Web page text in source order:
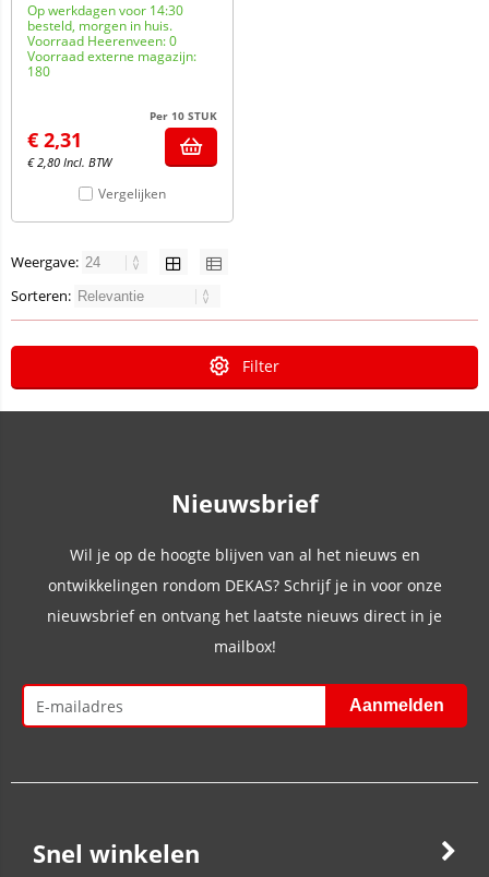
Op werkdagen voor 14:30
besteld, morgen in huis.
Voorraad Heerenveen: 0
Voorraad externe magazijn:
180
Per 10 STUK
€ 2,31
€2,80 Incl. BTW
Vergelijken
Weergave:
Sorteren:
Filter
Nieuwsbrief
Wil je op de hoogte blijven van al het nieuws en
ontwikkelingen rondom DEKAS? Schrijf je in voor onze
nieuwsbrief en ontvang het laatste nieuws direct in je
mailbox!
Snel winkelen